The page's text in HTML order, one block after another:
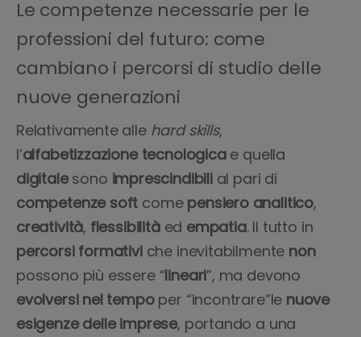
Le competenze necessarie per le
professioni del futuro: come
cambiano i percorsi di studio delle
nuove generazioni
Relativamente alle hard skills,
l’alfabetizzazione tecnologica e quella
digitalesono imprescindibilial pari di
competenze soft come pensiero analitico,
creatività, flessibilitàed empatia. Il tutto in
percorsi formativiche inevitabilmente non
possono più essere “lineari”, ma devono
evolversi nel tempoper “incontrare”le nuove
esigenze delle imprese, portando a una